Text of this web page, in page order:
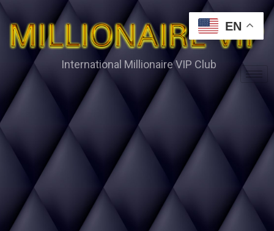
International Millionaire VIP Club
EN